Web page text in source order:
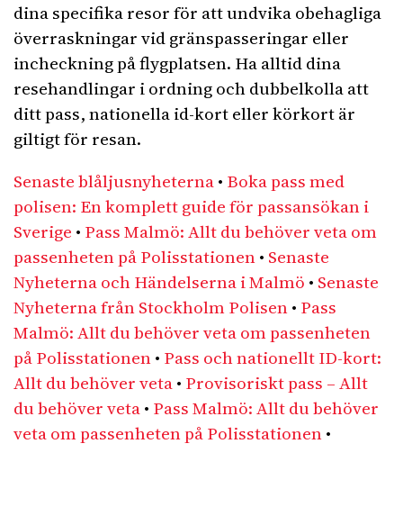
dina specifika resor för att undvika obehagliga
överraskningar vid gränspasseringar eller
incheckning på flygplatsen. Ha alltid dina
resehandlingar i ordning och dubbelkolla att
ditt pass, nationella id-kort eller körkort är
giltigt för resan.
Senaste blåljusnyheterna• Boka pass med
polisen: En komplett guide för passansökan i
Sverige • Pass Malmö: Allt du behöver veta om
passenheten på Polisstationen• Senaste
Nyheterna och Händelserna i Malmö • Senaste
Nyheterna från Stockholm Polisen• Pass
Malmö: Allt du behöver veta om passenheten
på Polisstationen• Pass och nationellt ID-kort:
Allt du behöver veta• Provisoriskt pass – Allt
du behöver veta• Pass Malmö: Allt du behöver
veta om passenheten på Polisstationen•